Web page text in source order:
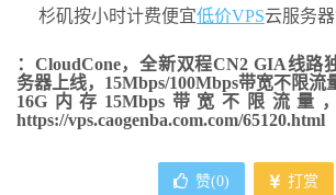
杉矶按小时计费便宜低价VPS云服务
：CloudCone，全新双程CN2 GIA线路
务器上线，15Mbps/100Mbps带宽不限流
16G内存15Mbps带宽不限流量
https://vps.caogenba.com.com/65120.html
赞(0) 打赏